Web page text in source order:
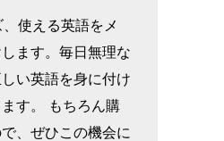
使える英語をメ
ます。毎日無理な
い英語を身に付け
す。 もちろん購
、ぜひこの機会に